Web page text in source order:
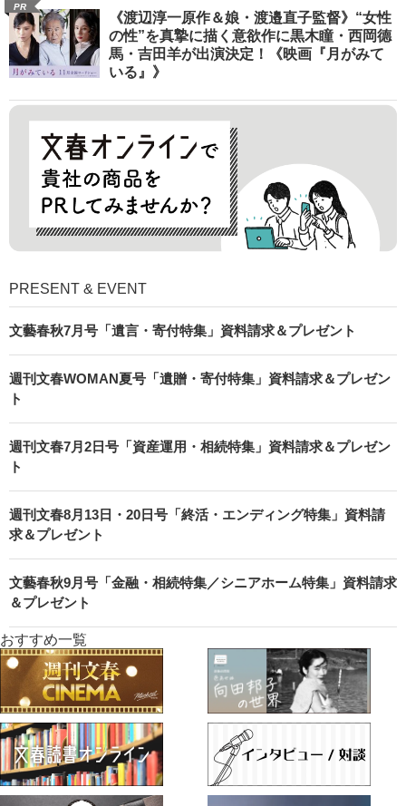
PR
《渡辺淳一原作＆娘・渡邉直子監督》“女性
の性”を真摯に描く意欲作に黒木瞳・西岡德
馬・吉田羊が出演決定！《映画『月がみて
いる』》
PRESENT & EVENT
文藝春秋7月号「遺言・寄付特集」資料請求＆プレゼント
週刊文春WOMAN夏号「遺贈・寄付特集」資料請求＆プレゼン
ト
週刊文春7月2日号「資産運用・相続特集」資料請求＆プレゼン
ト
週刊文春8月13日・20日号「終活・エンディング特集」資料請
求＆プレゼント
文藝春秋9月号「金融・相続特集／シニアホーム特集」資料請求
＆プレゼント
おすすめ一覧